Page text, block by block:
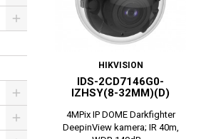
HIKVISION
IDS-2CD7146G0-
IZHSY(8-32MM)(D)
4MPix IP DOME Darkfighter
DeepinView kamera; IR 40m,